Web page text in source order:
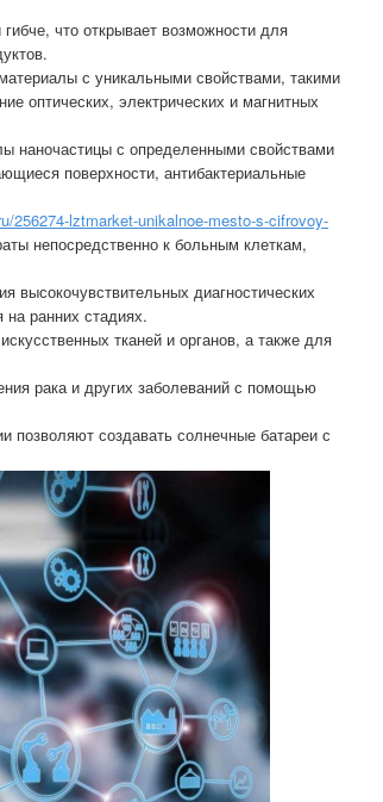
что открывает возможности для
с уникальными свойствами, такими
оптических, электрических и магнитных
наночастицы с определенными свойствами
поверхности, антибактериальные
256274-lztmarket-unikalnoe-mesto-s-cifrovoy-
непосредственно к больным клеткам,
высокочувствительных диагностических
ранних стадиях.
тканей и органов, а также для
рака и других заболеваний с помощью
позволяют создавать солнечные батареи с